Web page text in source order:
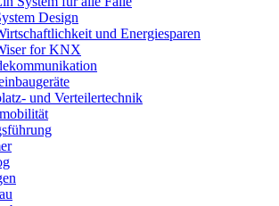
Design
und Energiesparen
for KNX
und Verteilertechnik